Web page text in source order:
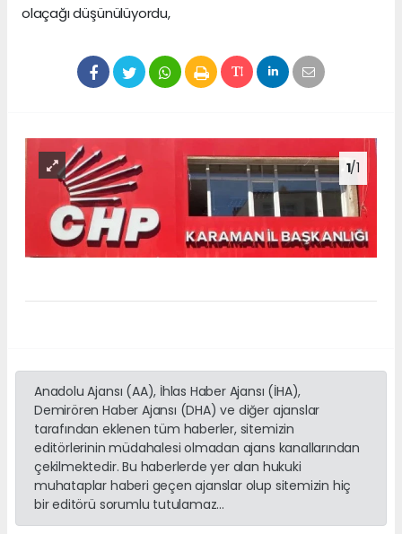
olaçağı düşünülüyordu,
1/1
Anadolu Ajansı (AA), İhlas Haber Ajansı (İHA),
Demirören Haber Ajansı (DHA) ve diğer ajanslar
tarafından eklenen tüm haberler, sitemizin
editörlerinin müdahalesi olmadan ajans kanallarından
çekilmektedir. Bu haberlerde yer alan hukuki
muhataplar haberi geçen ajanslar olup sitemizin hiç
bir editörü sorumlu tutulamaz...